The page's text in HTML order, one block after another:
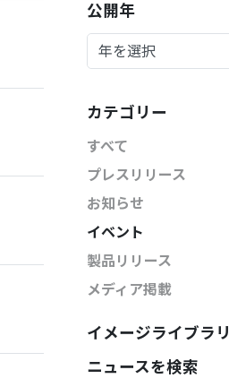
公開年
カテゴリー
すべて
プレスリリース
お知らせ
イベント
製品リリース
メディア掲載
イメージライブラリ
ニュースを検索